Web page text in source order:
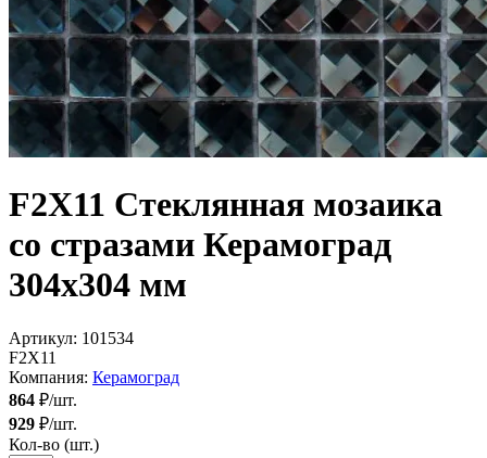
F2X11 Стеклянная мозаика
со стразами Керамоград
304x304 мм
Артикул: 101534
F2X11
Компания: Керамоград
864 ₽/шт.
929 ₽/шт.
Кол-во (шт.)